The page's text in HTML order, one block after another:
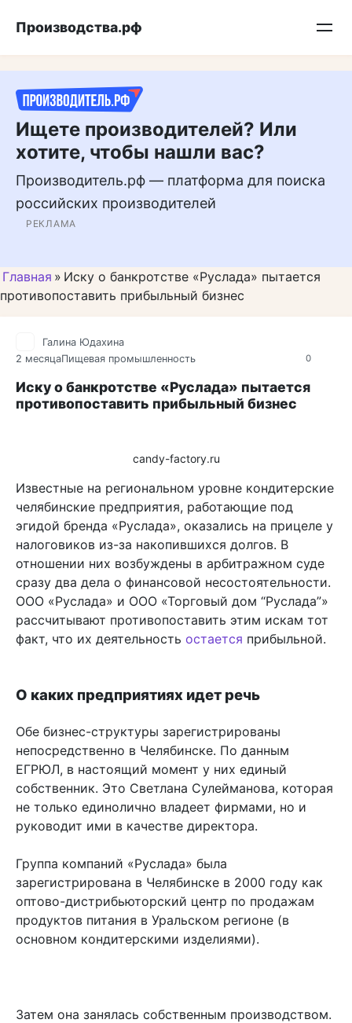
Подписывайтесь на нас в MAX
Производства.рф
Ищете производителей? Или
хотите, чтобы нашли вас?
Производитель.рф — платформа для поиска
российских производителей
РЕКЛАМА
Главная » Иску о банкротстве «Руслада» пытается
противопоставить прибыльный бизнес
0
Галина Юдахина
2 месяцаПищевая промышленность
Иску о банкротстве «Руслада» пытается
противопоставить прибыльный бизнес
candy-factory.ru
Известные на региональном уровне кондитерские
челябинские предприятия, работающие под
эгидой бренда «Руслада», оказались на прицеле у
налоговиков из-за накопившихся долгов. В
отношении них возбуждены в арбитражном суде
сразу два дела о финансовой несостоятельности.
ООО «Руслада» и ООО «Торговый дом “Руслада”»
рассчитывают противопоставить этим искам тот
факт, что их деятельность остается прибыльной.
О каких предприятиях идет речь
Обе бизнес-структуры зарегистрированы
непосредственно в Челябинске. По данным
ЕГРЮЛ, в настоящий момент у них единый
собственник. Это Светлана Сулейманова, которая
не только единолично владеет фирмами, но и
руководит ими в качестве директора.
Группа компаний «Руслада» была
зарегистрирована в Челябинске в 2000 году как
оптово-дистрибьюторский центр по продажам
продуктов питания в Уральском регионе (в
основном кондитерскими изделиями).
Затем она занялась собственным производством.